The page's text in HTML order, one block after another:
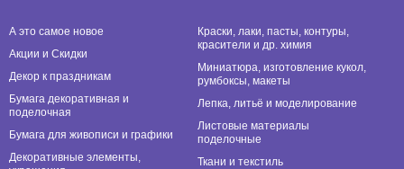
А это самое новое
Акции и Скидки
Декор к праздникам
Бумага декоративная и
поделочная
Бумага для живописи и графики
Декоративные элементы,
Краски, лаки, пасты, контуры,
красители и др. химия
Миниатюра, изготовление кукол,
румбоксы, макеты
Лепка, литьё и моделирование
Листовые материалы
поделочные
Ткани и текстиль